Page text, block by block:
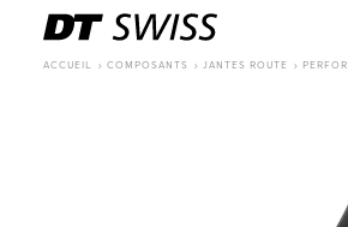
ACCUEIL COMPOSANTS JANTES ROUTE